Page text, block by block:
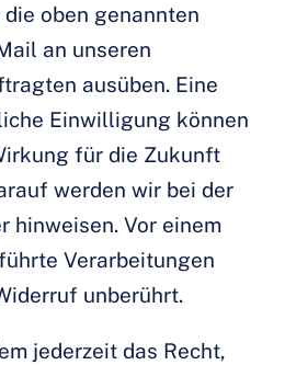
oben genannten
an unseren
ausüben. Eine
Einwilligung können
für die Zukunft
werden wir bei der
hinweisen. Vor einem
Verarbeitungen
unberührt.
jederzeit das Recht,